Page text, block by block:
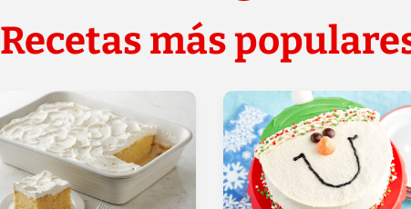
Recetas más